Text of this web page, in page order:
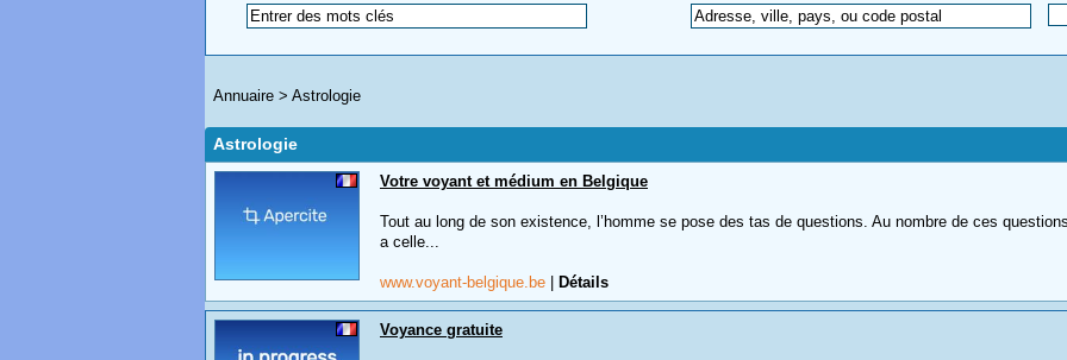
Annuaire > Astrologie
Astrologie
Votre voyant et médium en Belgique
Tout au long de son existence, l’homme se pose des tas de questions. Au nombre de ces
a celle...
www.voyant-belgique.be Détails
Voyance gratuite